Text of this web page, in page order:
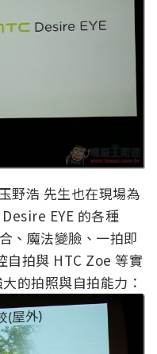
野浩 先生也在現場為
EYE 的各種
、魔法變臉、一拍即
自拍與 HTC Zoe 等實
的拍照與自拍能力：